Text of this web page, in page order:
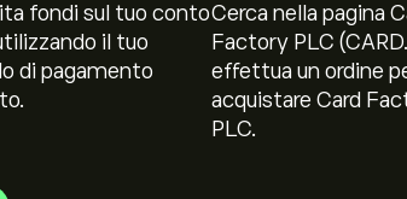
fondi sul tuo conto
il tuo
di pagamento
Cerca nella pagina
Factory PLC
effettua un ordine
acquistare Card
PLC.